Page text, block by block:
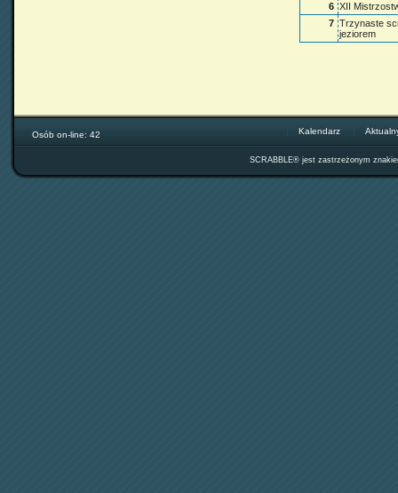
6 XII
7 Trzynaste
jeziorem
Osób on-line: 42 Kalendarz
SCRABBLE® jest zastrzeżonym